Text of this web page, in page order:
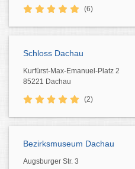
(6)
Schloss Dachau
Kurfürst-Max-Emanuel-Platz 2
85221 Dachau
(2)
Bezirksmuseum Dachau
Augsburger Str. 3